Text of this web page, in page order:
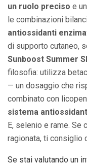
un ruolo preciso e
le combinazioni
antiossidanti
di supporto cutaneo,
Sunboost Summer
filosofia: utilizza
— un dosaggio che
combinato con
sistema
E, selenio e rame. Se
ragionata, ti consiglio
Se stai valutando un